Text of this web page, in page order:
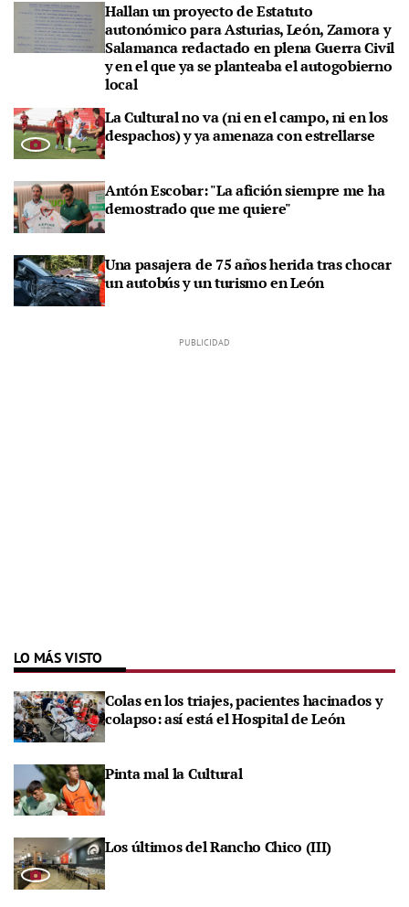
Hallan un proyecto de Estatuto
autonómico para Asturias, León, Zamora y
Salamanca redactado en plena Guerra Civil
y en el que ya se planteaba el autogobierno
local
La Cultural no va (ni en el campo, ni en los
despachos) y ya amenaza con estrellarse
Antón Escobar: "La afición siempre me ha
demostrado que me quiere"
Una pasajera de 75 años herida tras chocar
un autobús y un turismo en León
LO MÁS VISTO
Colas en los triajes, pacientes hacinados y
colapso: así está el Hospital de León
Pinta mal la Cultural
Los últimos del Rancho Chico (III)